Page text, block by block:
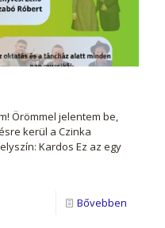
Örömmel jelentem be,
kerül a Czinka
Kardos Ez az egy
Bővebben